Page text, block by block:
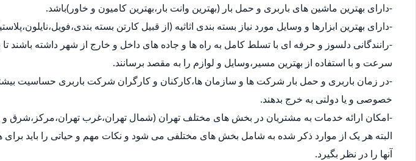
-دارای بهترین ماشین های باربری و حمل بار (بهترین وانت بار،بهترین کامیون و خاور)باشد.
-دارای بهترین ابزارها و وسایل مورد نیاز بسته بندی اثاثیه (از قبیل کارتن بسته
-رانندگانی دلسوز و حرفه ای با تسلط کامل به راه ها و جاده های داخل و خارج از شهر داشته باشند تا
سرعت و با استفاده از بهترین مسیر،وسایل و لوازم را به مقصد برسانند.
-در زمان باربری و حمل بار شرکت ها و سازمان ها،کارکنان و کارگران شرکت باربری حساسیت
خصوصی و یا دولتی به خرج بدهند.
-امکان ارائه خدمات به مشتریان در بخش های مختلف تهران (شمال تهران،غرب تهران،مرکز،شرق و
البته هر یک از موارد ذکر شده به شامل بخش های مختلفی می شود و نکات مهم و حیاتی را باید
آنها را در نظر بگیرد.